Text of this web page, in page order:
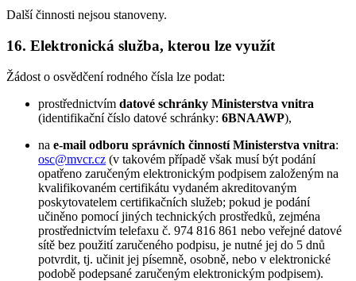
Další činnosti nejsou stanoveny.
16. Elektronická služba, kterou lze využít
Žádost o osvědčení rodného čísla lze podat:
prostřednictvím datové schránky Ministerstva vnitra
(identifikační číslo datové schránky: 6BNAAWP),
na e-mail odboru správních činností Ministerstva vnitra:
osc@mvcr.cz (v takovém případě však musí být podání
opatřeno zaručeným elektronickým podpisem založeným na
kvalifikovaném certifikátu vydaném akreditovaným
poskytovatelem certifikačních služeb; pokud je podání
učiněno pomocí jiných technických prostředků, zejména
prostřednictvím telefaxu č. 974 816 861 nebo veřejné datové
sítě bez použití zaručeného podpisu, je nutné jej do 5 dnů
potvrdit, tj. učinit jej písemně, osobně, nebo v elektronické
podobě podepsané zaručeným elektronickým podpisem).